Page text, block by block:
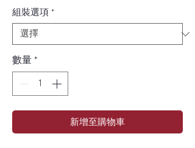
組裝選項 *
數量 *
新增至購物車